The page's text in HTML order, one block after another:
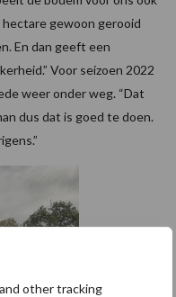
other tracking
gewoon gerooid
En dan geeft een
Voor seizoen 2022
weer onder weg. “Dat
dus dat is goed te doen.